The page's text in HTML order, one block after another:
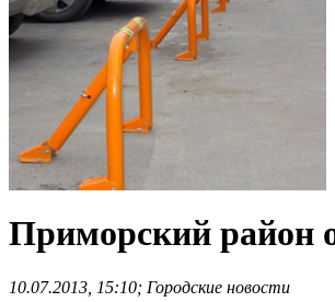
Приморский район
10.07.2013, 15:10; Городские новости